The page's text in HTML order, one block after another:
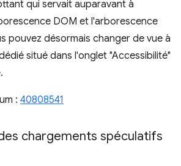
qui servait auparavant à
DOM et l'arborescence
pouvez désormais changer de vue à
situé dans l'onglet "Accessibilité"
: 40808541
chargements spéculatifs